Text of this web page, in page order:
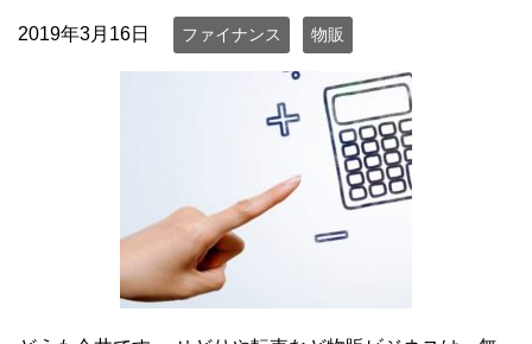
2019年3月16日 ファイナンス 物販